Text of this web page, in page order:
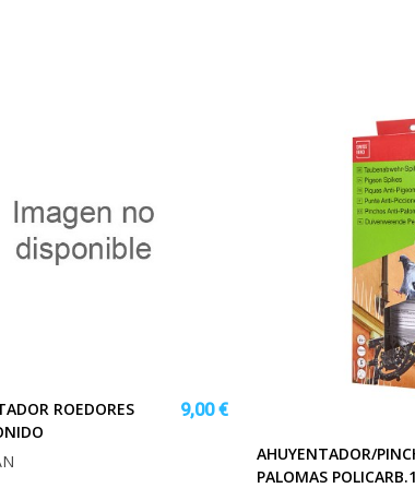
ROEDORES
9,00 €
AHUYENTADOR/
PALOMAS